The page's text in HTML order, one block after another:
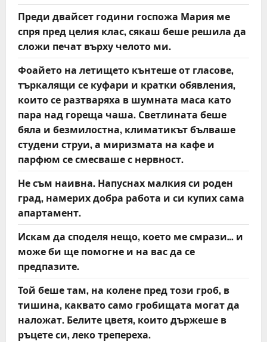
Преди двайсет години госпожа Мария ме
спря пред целия клас, сякаш беше решила да
сложи печат върху челото ми.
Фоайето на летището кънтеше от гласове,
търкалящи се куфари и кратки обявления,
които се разтваряха в шумната маса като
пара над гореща чаша. Светлината беше
бяла и безмилостна, климатикът бълваше
студени струи, а миризмата на кафе и
парфюм се смесваше с нервност.
Не съм наивна. Напуснах малкия си роден
град, намерих добра работа и си купих сама
апартамент.
Искам да споделя нещо, което ме смрази… и
може би ще помогне и на вас да се
предпазите.
Той беше там, на колене пред този гроб, в
тишина, каквато само гробищата могат да
наложат. Белите цветя, които държеше в
ръцете си, леко трепереха.